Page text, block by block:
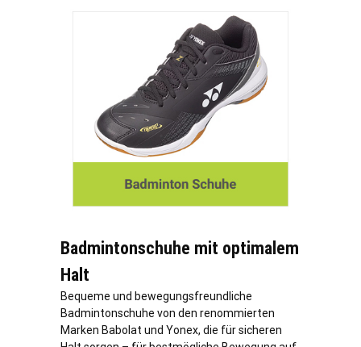
Badmintonschuhe mit optimalem
Halt
Bequeme und bewegungsfreundliche
Badmintonschuhe von den renommierten
Marken Babolat und Yonex, die für sicheren